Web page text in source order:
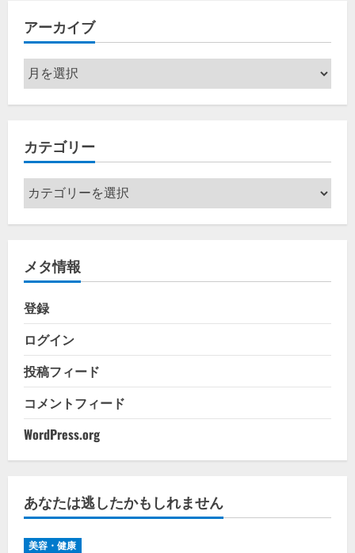
アーカイブ
ア
ー
カ
ブ
カテゴリー
カ
テ
ゴ
ー
メタ情報
登録
ログイン
投稿フィード
コメントフィード
WordPress.org
あなたは逃したかもしれません
美容・健康